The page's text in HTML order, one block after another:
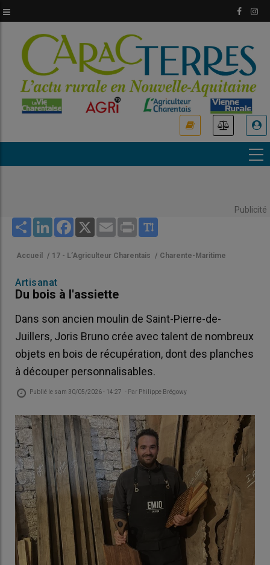
au
principal
Publicité
Share LinkedInFacebook
X Email Print
Accueil / 17 - L’Agriculteur Charentais / Charente-Maritime
Artisanat
Du bois à l'assiette
Dans son ancien moulin de Saint-Pierre-de-
Juillers, Joris Bruno crée avec talent de nombreux
objets en bois de récupération, dont des planches
à découper personnalisables.
Publié le sam 30/05/2026 - 14:27 - Par Philippe Brégowy